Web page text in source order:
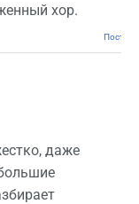
хор.
даже